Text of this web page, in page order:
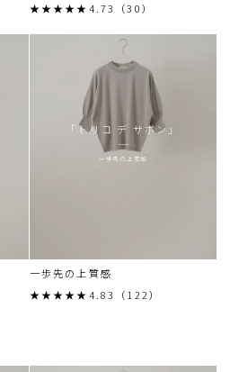
★★★★★4.73（30）
「トリコ デ サボン」
一歩先の上質感
一歩先の上質感
★★★★★4.83（122）